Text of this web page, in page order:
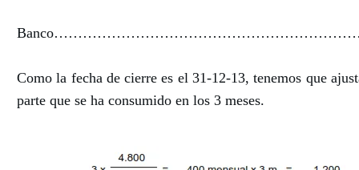
Como la fecha de cierre es el 31-12-13, tenemos que
parte que se ha consumido en los 3 meses.